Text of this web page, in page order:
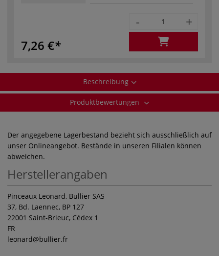
7,26 €
- +
Beschreibung
Produktbewertungen
Der angegebene Lagerbestand bezieht sich ausschließlich auf
unser Onlineangebot. Bestände in unseren Filialen können
abweichen.
Herstellerangaben
Pinceaux Leonard, Bullier SAS
37, Bd. Laennec, BP 127
22001 Saint-Brieuc, Cédex 1
FR
leonard@bullier.fr